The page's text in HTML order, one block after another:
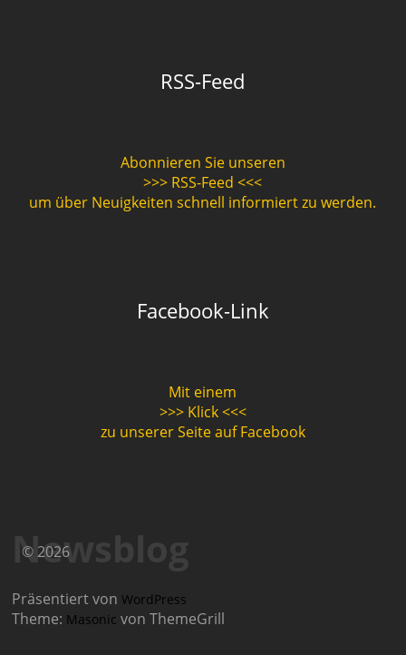
RSS-Feed
Abonnieren Sie unseren
>>> RSS-Feed <<<
um über Neuigkeiten schnell informiert zu werden.
Facebook-Link
Mit einem
>>> Klick <<<
zu unserer Seite auf Facebook
Newsblog
© 2026
Präsentiert vonWordPress
Theme: Masonic von ThemeGrill